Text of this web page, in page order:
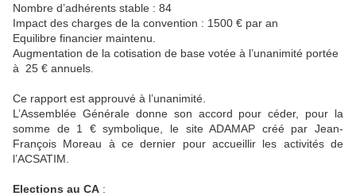
Nombre d’adhérents stable : 84
Impact des charges de la convention : 1500 € par an
Equilibre financier maintenu.
Augmentation de la cotisation de base votée à l’unanimité portée
à 25 € annuels.
Ce rapport est approuvé à l’unanimité.
L’Assemblée Générale donne son accord pour céder, pour la
somme de 1 € symbolique, le site ADAMAP créé par Jean-
François Moreau à ce dernier pour accueillir les activités de
l’ACSATIM.
Elections au CA :